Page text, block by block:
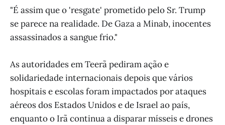
"É assim que o 'resgate' prometido pelo Sr. Trump
se parece na realidade. De Gaza a Minab, inocentes
assassinados a sangue frio."
As autoridades em Teerã pediram ação e
solidariedade internacionais depois que vários
hospitais e escolas foram impactados por ataques
aéreos dos Estados Unidos e de Israel ao país,
enquanto o Irã continua a disparar mísseis e drones